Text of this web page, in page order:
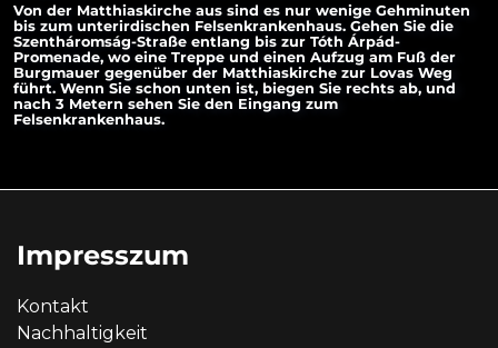
Von der Matthiaskirche aus sind es nur wenige Gehminuten
bis zum unterirdischen Felsenkrankenhaus. Gehen Sie die
Szentháromság-Straße entlang bis zur Tóth Árpád-
Promenade, wo eine Treppe und einen Aufzug am Fuß der
Burgmauer gegenüber der Matthiaskirche zur Lovas Weg
führt. Wenn Sie schon unten ist, biegen Sie rechts ab, und
nach 3 Metern sehen Sie den Eingang zum
Felsenkrankenhaus.
Impresszum
Kontakt
Nachhaltigkeit